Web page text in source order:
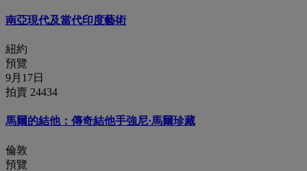
南亞現代及當代印度藝術
紐約
預覽
9月17日
拍賣 24434
馬爾的結他：傳奇結他手強尼·馬爾珍藏
倫敦
預覽